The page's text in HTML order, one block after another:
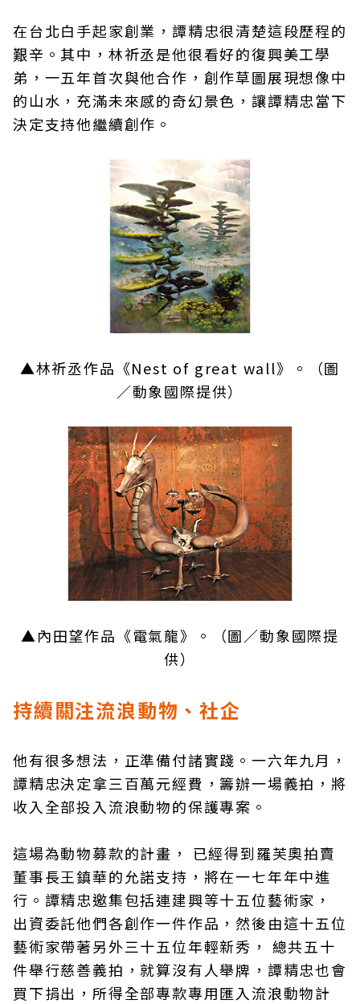
在台北白手起家創業，譚精忠很清楚這段歷程的
艱辛。其中，林祈丞是他很看好的復興美工學
弟，一五年首次與他合作，創作草圖展現想像中
的山水，充滿未來感的奇幻景色，讓譚精忠當下
決定支持他繼續創作。
▲林祈丞作品《Nest of great wall》。
（圖
／動象國際提供）
▲內田望作品《電氣龍》。
（圖／動象國際提
供）
持續關注流浪動物、社企
他有很多想法，正準備付諸實踐。一六年九月，
譚精忠決定拿三百萬元經費，籌辦一場義拍，將
收入全部投入流浪動物的保護專案。
這場為動物募款的計畫， 已經得到羅芙奧拍賣
董事長王鎮華的允諾支持，將在一七年年中進
行。譚精忠邀集包括連建興等十五位藝術家，
出資委託他們各創作一件作品，然後由這十五位
藝術家帶著另外三十五位年輕新秀， 總共五十
件舉行慈善義拍，就算沒有人舉牌，譚精忠也會
買下捐出，所得全部專款專用匯入流浪動物計